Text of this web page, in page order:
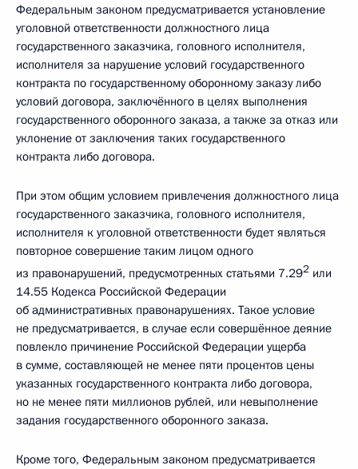
Федеральным законом предусматривается установление
уголовной ответственности должностного лица
государственного заказчика, головного исполнителя,
исполнителя за нарушение условий государственного
контракта по государственному оборонному заказу либо
условий договора, заключённого в целях выполнения
государственного оборонного заказа, а также за отказ или
уклонение от заключения таких государственного
контракта либо договора.
При этом общим условием привлечения должностного лица
государственного заказчика, головного исполнителя,
исполнителя к уголовной ответственности будет являться
повторное совершение таким лицом одного
из правонарушений, предусмотренных статьями 7.292 или
14.55 Кодекса Российской Федерации
об административных правонарушениях. Такое условие
не предусматривается, в случае если совершённое деяние
повлекло причинение Российской Федерации ущерба
в сумме, составляющей не менее пяти процентов цены
указанных государственного контракта либо договора,
но не менее пяти миллионов рублей, или невыполнение
задания государственного оборонного заказа.
Кроме того, Федеральным законом предусматривается